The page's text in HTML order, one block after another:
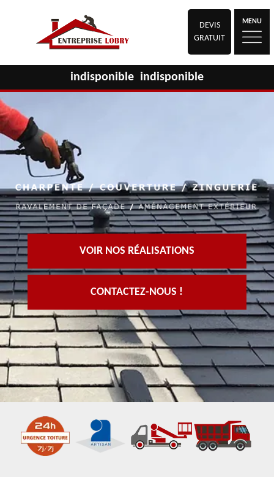
DEVIS
GRATUIT
MENU
indisponible indisponible
VOIR NOS RÉALISATIONS
CONTACTEZ-NOUS !